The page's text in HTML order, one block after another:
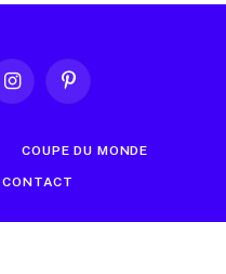
InstagramPinterest
COUPE DU MONDE
CONTACT